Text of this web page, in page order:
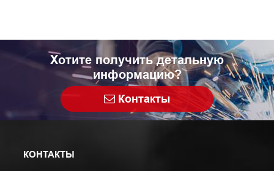
Хотите получить детальную
информацию?
Контакты
КОНТАКТЫ